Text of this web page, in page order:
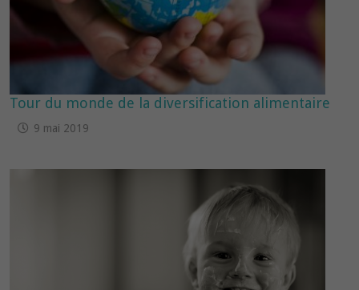
Tour du monde de la diversification alimentaire
9 mai 2019